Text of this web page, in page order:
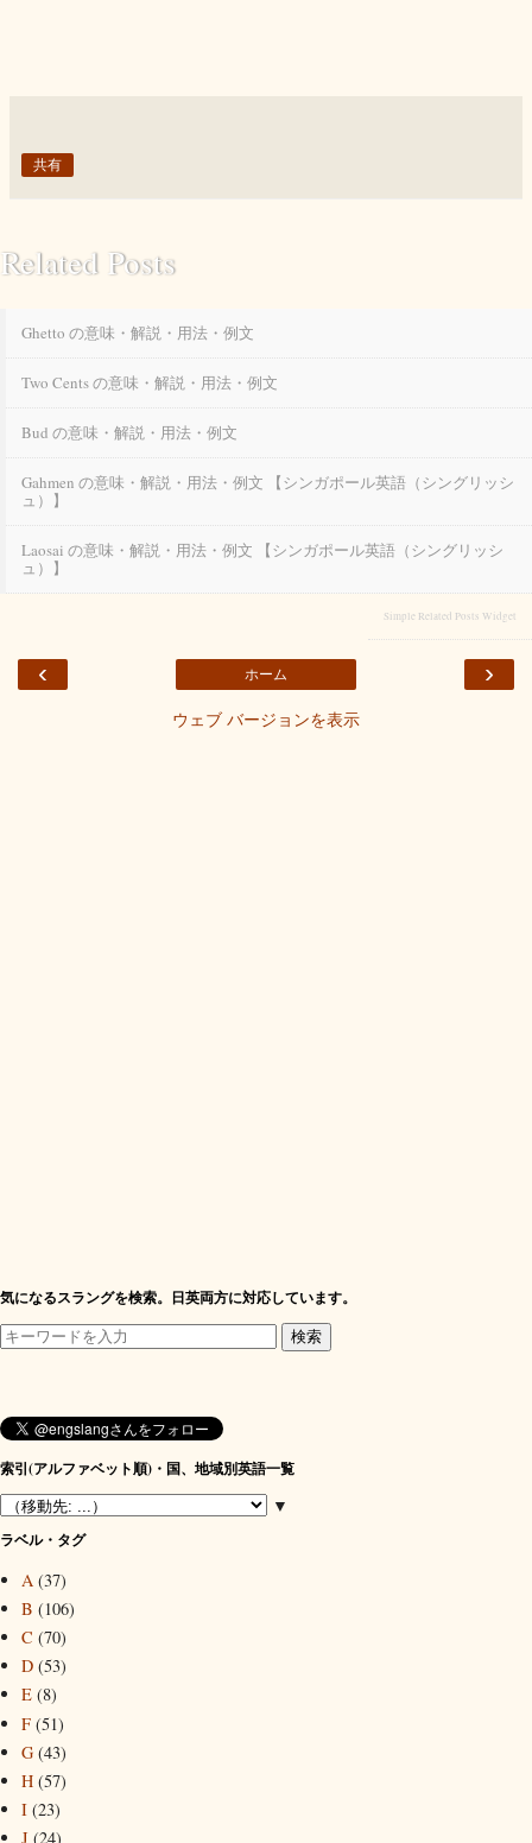
共有
Related Posts
Ghetto の意味・解説・用法・例文
Two Cents の意味・解説・用法・例文
Bud の意味・解説・用法・例文
Gahmen の意味・解説・用法・例文 【シンガポール英語（シングリッシ
ュ）】
Laosai の意味・解説・用法・例文 【シンガポール英語（シングリッシ
ュ）】
Simple Related Posts Widget
‹ ›
ホーム
ウェブ バージョンを表示
気になるスラングを検索。日英両方に対応しています。
索引(アルファベット順)・国、地域別英語一覧
▼
ラベル・タグ
A (37)
B (106)
C (70)
D (53)
E (8)
F (51)
G (43)
H (57)
I (23)
J (24)